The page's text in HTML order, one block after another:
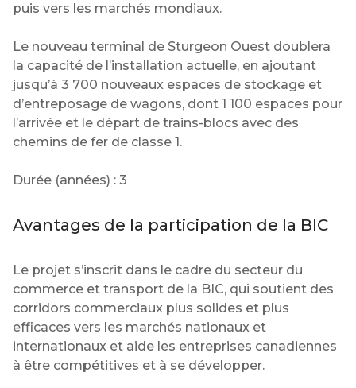
puis vers les marchés mondiaux.
Le nouveau terminal de Sturgeon Ouest doublera
la capacité de l’installation actuelle, en ajoutant
jusqu’à 3 700 nouveaux espaces de stockage et
d’entreposage de wagons, dont 1 100 espaces pour
l’arrivée et le départ de trains-blocs avec des
chemins de fer de classe 1.
Durée (années) : 3
Avantages de la participation de la BIC
Le projet s’inscrit dans le cadre du secteur du
commerce et transport de la BIC, qui soutient des
corridors commerciaux plus solides et plus
efficaces vers les marchés nationaux et
internationaux et aide les entreprises canadiennes
à être compétitives et à se développer.